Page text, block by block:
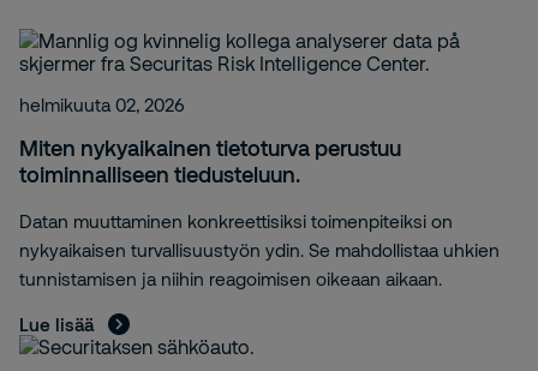
helmikuuta 02, 2026
Miten nykyaikainen tietoturva perustuu
toiminnalliseen tiedusteluun.
Datan muuttaminen konkreettisiksi toimenpiteiksi on
nykyaikaisen turvallisuustyön ydin. Se mahdollistaa uhkien
tunnistamisen ja niihin reagoimisen oikeaan aikaan.
Lue lisää